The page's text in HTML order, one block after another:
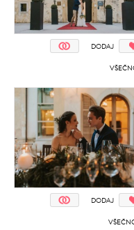
DODAJ
DODAJ